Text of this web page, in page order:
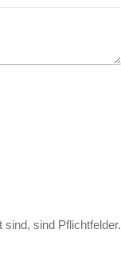
sind Pflichtfelder.